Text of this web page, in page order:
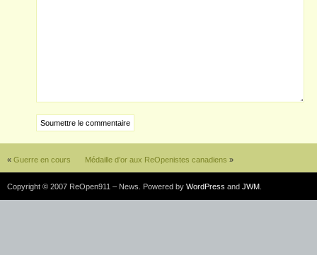
« Guerre en cours Médaille d’or aux ReOpenistes canadiens »
Copyright © 2007 ReOpen911 – News. Powered by WordPress and JWM